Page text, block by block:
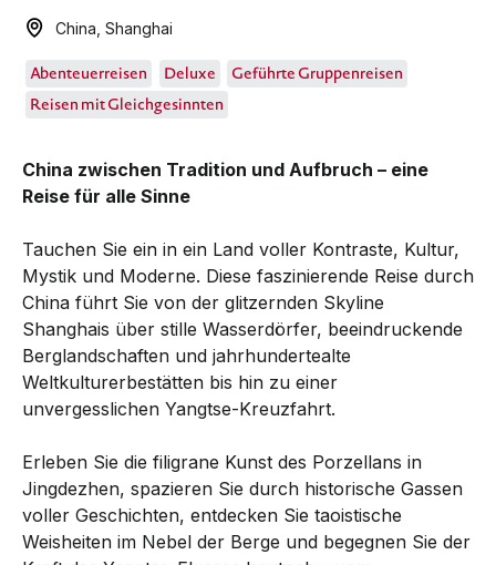
China ,Shanghai
Abenteuerreisen Deluxe
Geführte Gruppenreisen
Reisen mit Gleichgesinnten
China zwischen Tradition und Aufbruch – eine
Reise für alle Sinne
Tauchen Sie ein in ein Land voller Kontraste, Kultur,
Mystik und Moderne. Diese faszinierende Reise durch
China führt Sie von der glitzernden Skyline
Shanghais über stille Wasserdörfer, beeindruckende
Berglandschaften und jahrhundertealte
Weltkulturerbestätten bis hin zu einer
unvergesslichen Yangtse-Kreuzfahrt.
Erleben Sie die filigrane Kunst des Porzellans in
Jingdezhen, spazieren Sie durch historische Gassen
voller Geschichten, entdecken Sie taoistische
Weisheiten im Nebel der Berge und begegnen Sie der